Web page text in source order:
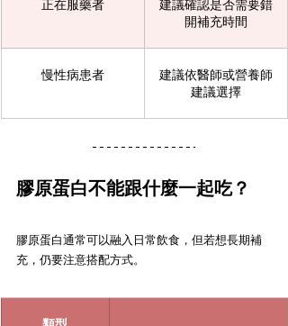
正在服藥者
建議確認是否需要錯
開補充時間
慢性病患者
建議依醫師或營養師
建議選擇
膠原蛋白不能跟什麼一起吃？
膠原蛋白通常可以融入日常飲食，但若想長期補
充，仍要注意搭配方式。